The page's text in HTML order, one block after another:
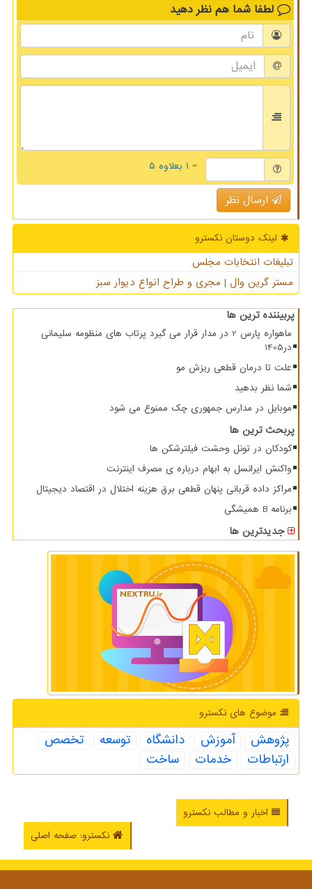
لطفا شما هم نظر دهید
= ۱ بعلاوه ۵
ارسال نظر
لینک دوستان نكسترو
تبلیغات انتخابات مجلس
مستر گرین وال | مجری و طراح انواع دیوار سبز
پربیننده ترین ها
ماهواره پارس 2 در مدار قرار می گیرد پرتاب های منظومه سلیمانی
در1405
علت تا درمان قطعی ریزش مو
شما نظر بدهید
موبایل در مدارس جمهوری چک ممنوع می شود
پربحث ترین ها
کودکان در تونل وحشت فیلترشکن ها
واکنش ایرانسل به ابهام درباره ی مصرف اینترنت
مراکز داده قربانی پنهان قطعی برق هزینه اختلال در اقتصاد دیجیتال
برنامه B همیشگی
جدیدترین ها
موضوع های نكسترو
پژوهش آموزش دانشگاه توسعه
تخصص
ارتباطات
خدمات ساخت
اخبار و مطالب نکسترو
نکسترو: صفحه اصلی